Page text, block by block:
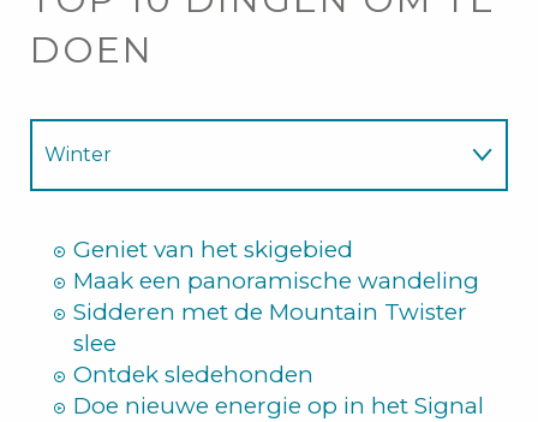
DOEN
Winter
Geniet van het skigebied
Maak een panoramische wandeling
Sidderen met de Mountain Twister
slee
Ontdek sledehonden
Doe nieuwe energie op in het Signal